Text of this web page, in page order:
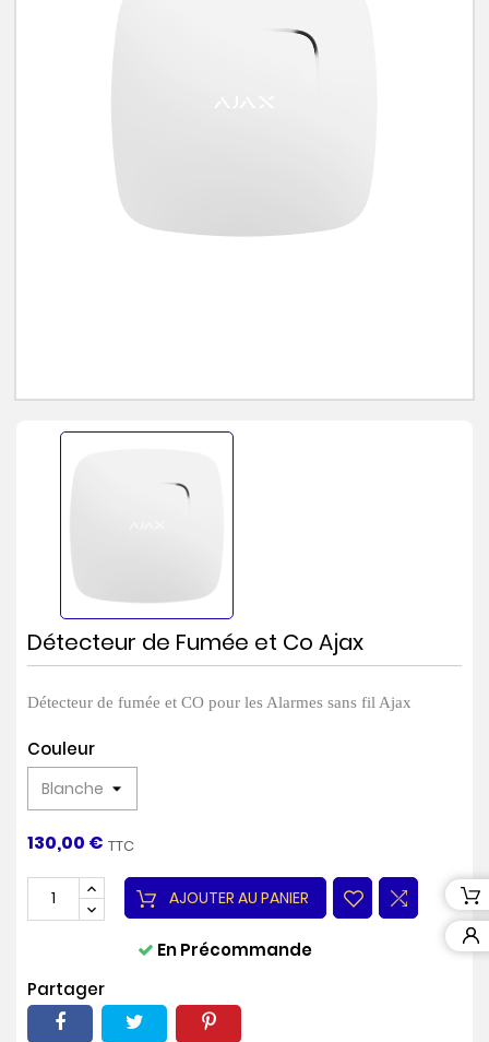
Détecteur de Fumée et Co Ajax
Détecteur de fumée et CO pour les Alarmes sans fil Ajax
Couleur
130,00 € TTC
AJOUTER AU PANIER
En Précommande
Partager